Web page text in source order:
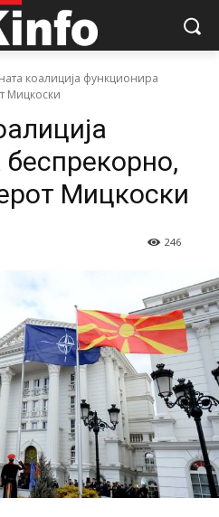
коалиција функционира
Мицкоски
Мицкоски
246